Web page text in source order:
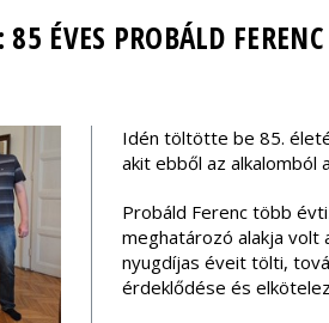
ÉVES PROBÁLD FERENC
Idén töltötte be 85.
akit ebből az alkalomból
Probáld Ferenc több
meghatározó alakja volt
nyugdíjas éveit tölti,
érdeklődése és